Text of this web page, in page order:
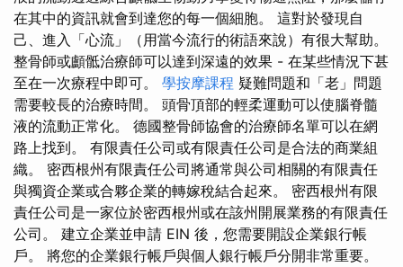
在其中的資訊就會到達您的每一個細胞。 這對於發現自
己、進入「心流」（用當今流行的術語來說）有很大幫助。
整骨師或顱骶治療師可以達到深遠的效果 - 在某些情況下甚
至在一次療程中即可。 學按摩課程 疑難問題和「老」問題
需要較長的治療時間。 頭骨頂部的輕柔運動可以使腦脊髓
液的流動正常化。 德國整骨師協會的治療師名單可以在網
路上找到。 有限責任公司或有限責任公司是合法的商業組
織。 密西根州有限責任公司將通常與公司相關的有限責任
與獨資企業或合夥企業的轉嫁稅結合起來。 密西根州有限
責任公司是一家位於密西根州或在該州開展業務的有限責任
公司。 建立企業並申請 EIN 後，您需要開設企業銀行帳
戶。 將您的企業銀行帳戶與個人銀行帳戶分開非常重要。